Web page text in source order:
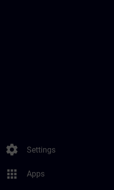
settings Settings
apps Apps